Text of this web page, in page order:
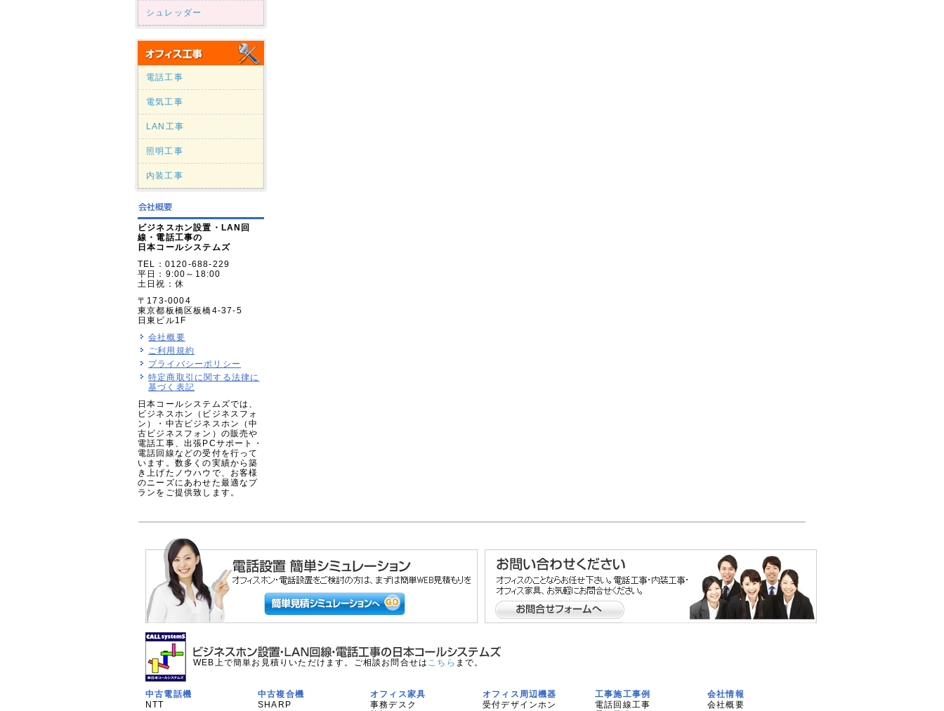
シュレッダー
電話工事
電気工事
LAN工事
照明工事
内装工事
ビジネスホン設置・LAN回
線・電話工事の
日本コールシステムズ
TEL：0120-688-229
平日：9:00～18:00
土日祝：休
〒173-0004
東京都板橋区板橋4-37-5
日東ビル1F
会社概要
ご利用規約
プライバシーポリシー
特定商取引に関する法律に
基づく表記
日本コールシステムズでは、
ビジネスホン（ビジネスフォ
ン）・中古ビジネスホン（中
古ビジネスフォン）の販売や
電話工事、出張PCサポート・
電話回線などの受付を行って
います。数多くの実績から築
き上げたノウハウで、お客様
のニーズにあわせた最適なプ
ランをご提供致します。
WEB上で簡単お見積りいただけます。ご相談お問合せは こちら まで。
中古電話機
NTT
中古複合機
SHARP
オフィス家具
事務デスク
オフィス周辺機器
受付デザインホン
工事施工事例
電話回線工事
会社情報
会社概要